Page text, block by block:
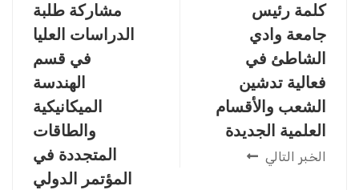
مشاركة طلبة
الدراسات العليا
في قسم
الهندسة
الميكانيكية
والطاقات
المتجددة في
المؤتمر الدولي
كلمة رئيس
جامعة وادي
الشاطئ في
فعالية تدشين
الشعب والأقسام
العلمية الجديدة
الخبر التالي